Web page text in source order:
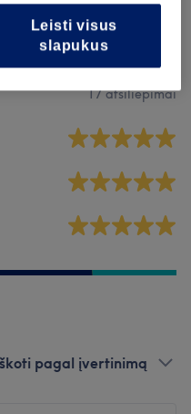
17 atsiliepimai
pagal įvertinimą
Leisti visus
slapukus